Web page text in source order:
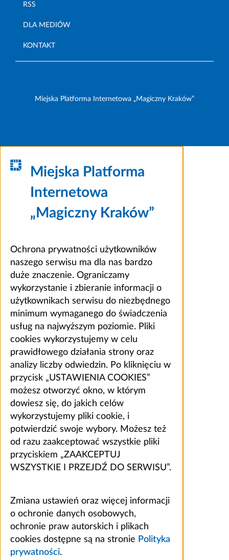
RSS
DLA MEDIÓW
KONTAKT
Miejska Platforma Internetowa „Magiczny Kraków”
Miejska Platforma
Internetowa
„Magiczny Kraków”
Ochrona prywatności użytkowników
naszego serwisu ma dla nas bardzo
duże znaczenie. Ograniczamy
wykorzystanie i zbieranie informacji o
użytkownikach serwisu do niezbędnego
minimum wymaganego do świadczenia
usług na najwyższym poziomie. Pliki
cookies wykorzystujemy w celu
prawidłowego działania strony oraz
analizy liczby odwiedzin. Po kliknięciu w
przycisk „USTAWIENIA COOKIES”
możesz otworzyć okno, w którym
dowiesz się, do jakich celów
wykorzystujemy pliki cookie, i
potwierdzić swoje wybory. Możesz też
od razu zaakceptować wszystkie pliki
przyciskiem „ZAAKCEPTUJ
WSZYSTKIE I PRZEJDŹ DO SERWISU”.
Zmiana ustawień oraz więcej informacji
o ochronie danych osobowych,
ochronie praw autorskich i plikach
cookies dostępne są na stronie Polityka
prywatności.